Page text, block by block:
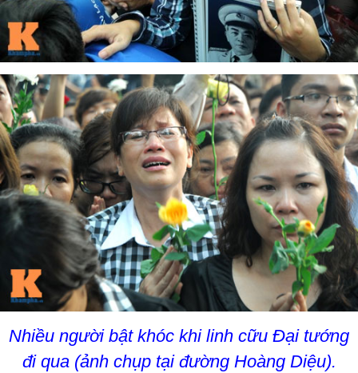
Nhiều người bật khóc khi linh cữu Đại tướng
đi qua (ảnh chụp tại đường Hoàng Diệu).